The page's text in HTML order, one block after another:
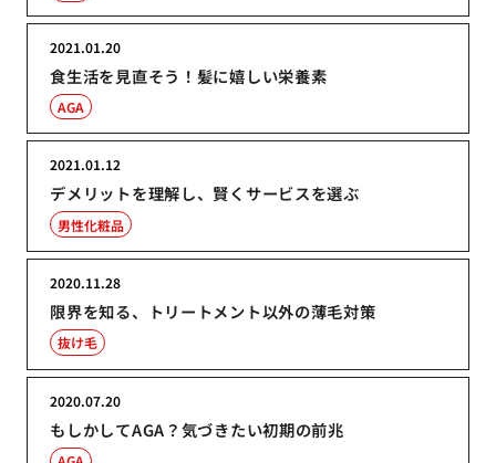
食生活を見直そう！髪に嬉しい栄養素
2021.01.20
AGA
デメリットを理解し、賢くサービスを選ぶ
2021.01.12
男性化粧品
限界を知る、トリートメント以外の薄毛対策
2020.11.28
抜け毛
もしかしてAGA？気づきたい初期の前兆
2020.07.20